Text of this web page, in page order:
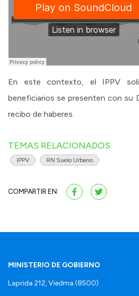
En este contexto, el IPPV
beneficiarios se presenten con su
recibo de haberes.
TEMAS RELACIONADOS
IPPV RN Suelo Urbano
COMPARTIR EN:
MINISTERIO DE GOBIERNO
Laprida 212, Viedma (8500)